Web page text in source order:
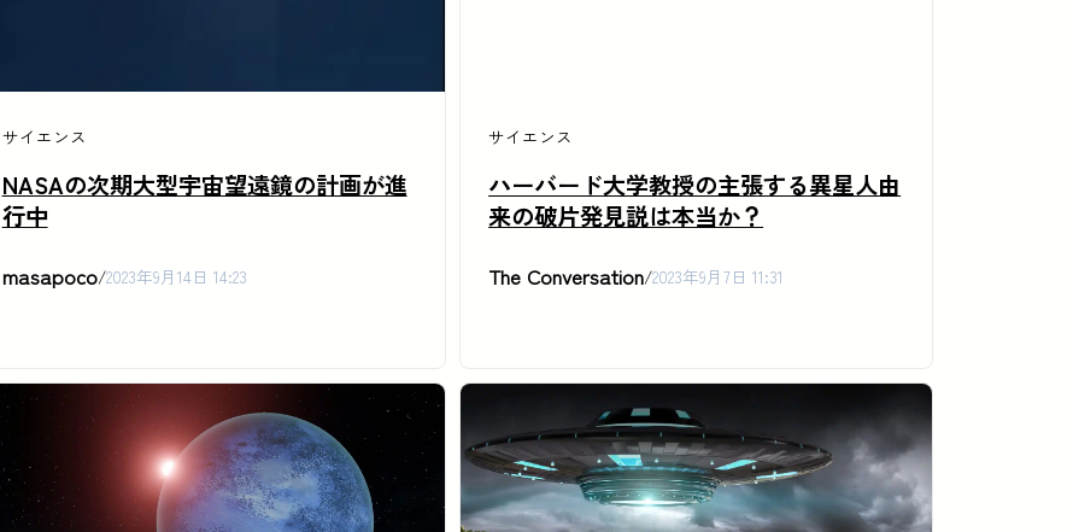
サイエンス
NASAの次期大型宇宙望遠鏡の計画が進
行中
masapoco/2023年9月14日 14:23
サイエンス
ハーバード大学教授の主張する異星人由
来の破片発見説は本当か？
The Conversation/2023年9月7日 11:31